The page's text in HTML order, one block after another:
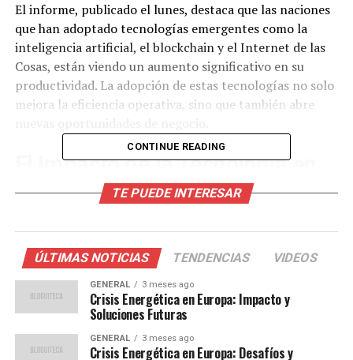
El informe, publicado el lunes, destaca que las naciones
que han adoptado tecnologías emergentes como la
inteligencia artificial, el blockchain y el Internet de las
Cosas, están viendo un aumento significativo en su
productividad. La adopción de estas tecnologías no solo
mejora la eficiencia operativa, sino que también abre
El Impacto de la Tecnología en
las Economías Emergentes
En países como India y Brasil, la tecnología está
transformando sectores clave como la agricultura y la
manufactura. En India, por ejemplo, el uso de drones
para la vigilancia de cultivos ha mejorado los
rendimientos agrícolas en un 15% en los últimos dos
años. De manera similar, en Brasil, la implementación de
soluciones de inteligencia artificial en la industria
CONTINUE READING
TE PUEDE INTERESAR
ÚLTIMAS NOTICIAS TENDENCIAS VIDEOS
GENERAL 3 meses ago
Crisis Energética en Europa: Impacto y
Soluciones Futuras
GENERAL 3 meses ago
Crisis Energética en Europa: Desafíos y